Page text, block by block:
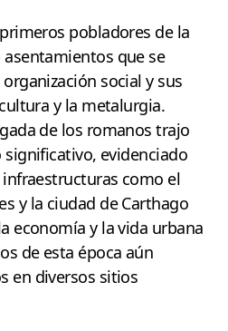
pobladores de la
que se
social y sus
y la metalurgia.
de los romanos trajo
evidenciado
como el
y la ciudad de Carthago
economía y la vida urbana
de esta época aún
en diversos sitios